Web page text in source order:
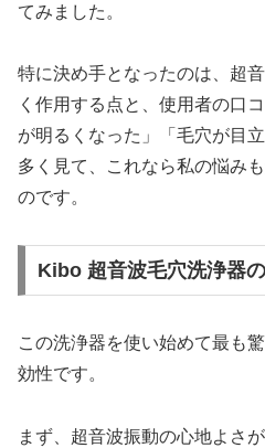
てみました。
特に決め手となったのは、超
く作用する点と、使用者の口
が明るくなった」「毛穴が目
多く見て、これなら私の悩み
のです。
Kibo 超音波毛穴洗浄器
この洗浄器を使い始めて最も
効性です。
まず、超音波振動の心地よさ